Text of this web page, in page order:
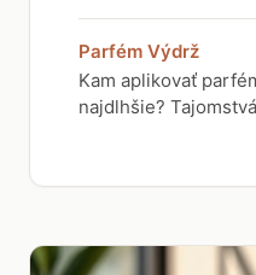
Parfém Výdrž
Kam aplikovať
najdlhšie?